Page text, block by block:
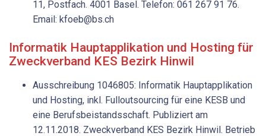
11, Postfach. 4001 Basel. Telefon: 061 267 91 76.
Email: kfoeb@bs.ch
Informatik Hauptapplikation und Hosting für
Zweckverband KES Bezirk Hinwil
Ausschreibung 1046805: Informatik Hauptapplikation
und Hosting, inkl. Fulloutsourcing für eine KESB und
eine Berufsbeistandsschaft. Publiziert am
12.11.2018. Zweckverband KES Bezirk Hinwil. Betrieb